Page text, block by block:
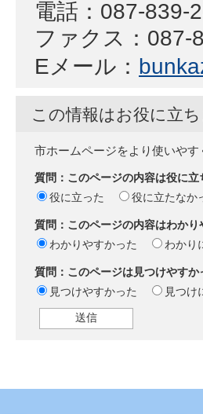
電話：087-839-
ファクス：087-
Eメール：
この情報はお役に立
市ホームページをより使いや
質問：このページの内容は役に立
役に立った
役に立たなか
質問：このページの内容はわかり
わかりやすかった
わかり
質問：このページは見つけやすか
見つけやすかった
見つけ